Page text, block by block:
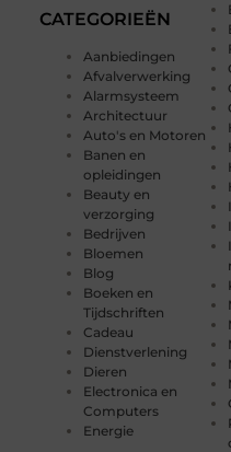
CATEGORIEËN
Aanbiedingen
Afvalverwerking
Alarmsysteem
Architectuur
Auto's en Motoren
Banen en
opleidingen
Beauty en
verzorging
Bedrijven
Bloemen
Blog
Boeken en
Tijdschriften
Cadeau
Dienstverlening
Dieren
Electronica en
Computers
Energie